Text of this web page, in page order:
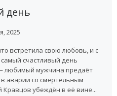
день
2025
встретила свою любовь, и с
счастливый день
любимый мужчина предаёт
аварии со смертельным
убеждён в её вине...